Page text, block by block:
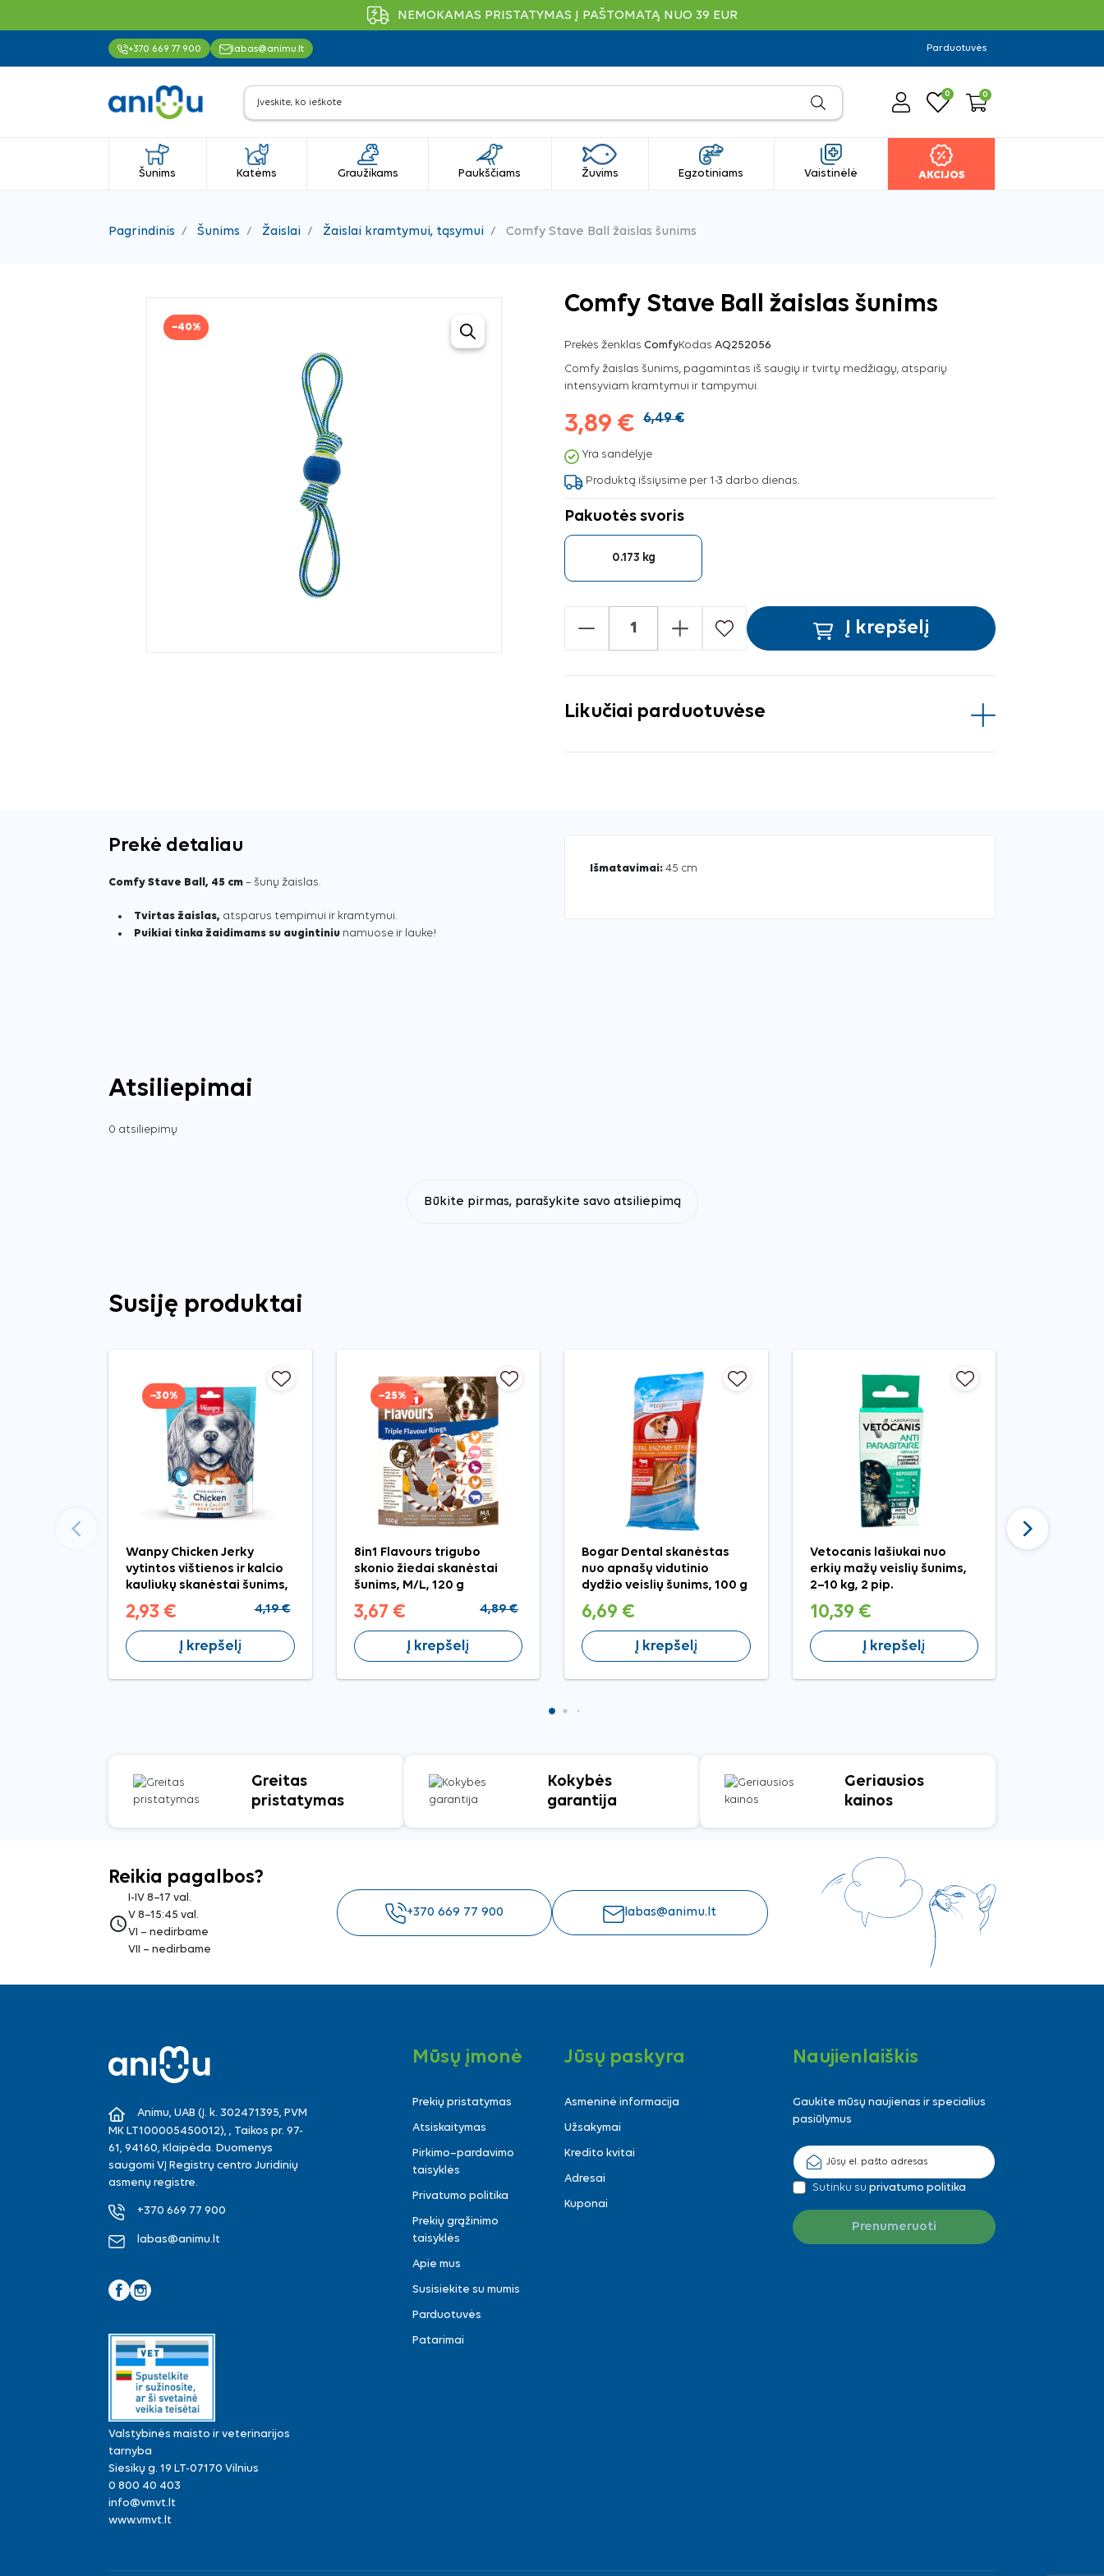
NEMOKAMAS PRISTATYMAS Į PAŠTOMATĄ NUO 39 EUR
+370 669 77 900 labas@animu.lt Parduotuvės
0 0
Šunims Katėms Graužikams Paukščiams Žuvims Egzotiniams Vaistinėlė AKCIJOS
Pagrindinis Šunims Žaislai Žaislai kramtymui, tąsymui Comfy Stave Ball žaislas šunims
−40%
Comfy Stave Ball žaislas šunims
Prekės ženklas ComfyKodas AQ252056
Comfy žaislas šunims, pagamintas iš saugių ir tvirtų medžiagų, atsparių
intensyviam kramtymui ir tampymui.
3,89 € 6,49 €
Yra sandėlyje
Produktą išsiųsime per 1-3 darbo dienas.
Pakuotės svoris
0.173 kg
- + Į krepšelį
Likučiai parduotuvėse
Prekė detaliau
Comfy Stave Ball, 45 cm – šunų žaislas.
Tvirtas žaislas, atsparus tempimui ir kramtymui.
Puikiai tinka žaidimams su augintiniu namuose ir lauke!
Išmatavimai: 45 cm
Atsiliepimai
0 atsiliepimų
Būkite pirmas, parašykite savo atsiliepimą
Susiję produktai
−30%
Wanpy Chicken Jerky
vytintos vištienos ir kalcio
kauliukų skanėstai šunims,
100 g
2,93 € 4,19 €
Į krepšelį
−25%
8in1 Flavours trigubo
skonio žiedai skanėstai
šunims, M/L, 120 g
3,67 € 4,89 €
Į krepšelį
Bogar Dental skanėstas
nuo apnašų vidutinio
dydžio veislių šunims, 100 g
6,69 €
Į krepšelį
Vetocanis lašiukai nuo
erkių mažų veislių šunims,
2–10 kg, 2 pip.
10,39 €
Į krepšelį
Greitas
pristatymas
Kokybės
garantija
Geriausios
kainos
Reikia pagalbos?
access_time
I-IV 8–17 val.
V 8–15:45 val.
VI – nedirbame
VII – nedirbame
+370 669 77 900 labas@animu.lt
Animu, UAB (Į. k. 302471395, PVM
MK LT100005450012), , Taikos pr. 97-
61, 94160, Klaipėda. Duomenys
saugomi VĮ Registrų centro Juridinių
asmenų registre.
+370 669 77 900
labas@animu.lt
Valstybinės maisto ir veterinarijos
tarnyba
Siesikų g. 19 LT-07170 Vilnius
0 800 40 403
info@vmvt.lt
www.vmvt.lt
Mūsų įmonė
Prekių pristatymas
Atsiskaitymas
Pirkimo–pardavimo
taisyklės
Privatumo politika
Prekių grąžinimo
taisyklės
Apie mus
Susisiekite su mumis
Parduotuvės
Patarimai
Jūsų paskyra
Asmeninė informacija
Užsakymai
Kredito kvitai
Adresai
Kuponai
Naujienlaiškis
Gaukite mūsų naujienas ir specialius
pasiūlymus
Sutinku su privatumo politika